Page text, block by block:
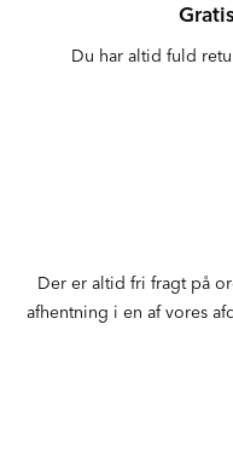
Du har altid fuld
Der er altid fri fragt på
afhentning i en af vores